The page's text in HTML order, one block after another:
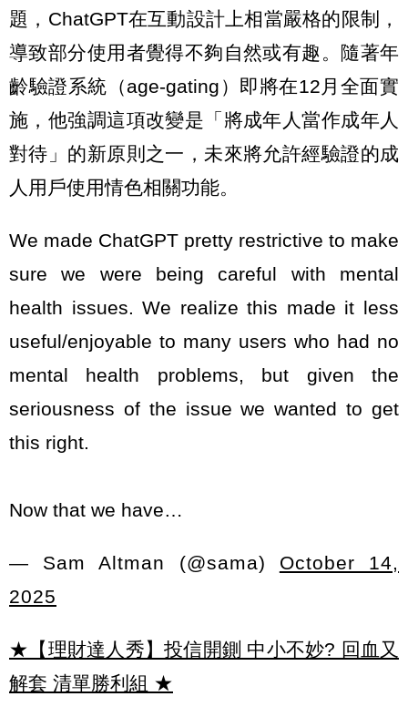
題，ChatGPT在互動設計上相當嚴格的限制，
導致部分使用者覺得不夠自然或有趣。隨著年
齡驗證系統（age-gating）即將在12月全面實
施，他強調這項改變是「將成年人當作成年人
對待」的新原則之一，未來將允許經驗證的成
人用戶使用情色相關功能。
We made ChatGPT pretty restrictive to make
sure we were being careful with mental
health issues. We realize this made it less
useful/enjoyable to many users who had no
mental health problems, but given the
seriousness of the issue we wanted to get
this right.
Now that we have…
— Sam Altman (@sama) October 14,
2025
★【理財達人秀】投信開鍘 中小不妙? 回血又
解套 清單勝利組 ★